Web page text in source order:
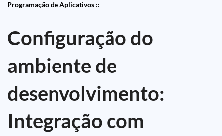
Programação de Aplicativos ::
Configuração do
ambiente de
desenvolvimento:
Integração com